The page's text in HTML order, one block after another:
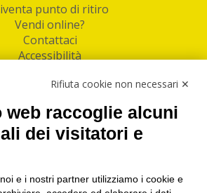
punto di ritiro
Vendi online?
Contattaci
Accessibilità
Facebook
Linkedin
e spedizione pacchi nelle
città italiane
Rifiuta cookie non necessari ✕
web raccoglie alcuni
dei visitatori e
e i nostri partner utilizziamo i cookie e